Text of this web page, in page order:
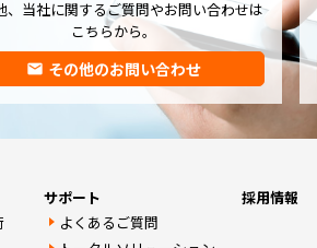
、当社に関するご質問やお問い合わせは
こちらから。
email その他のお問い合わせ
サポート
よくあるご質問
採用情報